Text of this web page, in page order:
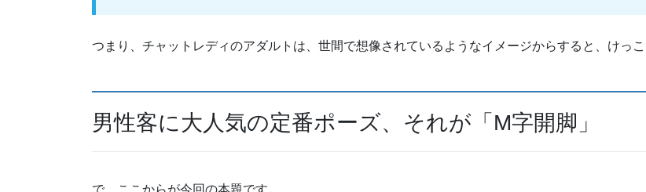
つまり、チャットレディのアダルトは、世間で想像されているようなイメージからすると、けっこ
男性客に大人気の定番ポーズ、それが「M字開脚」